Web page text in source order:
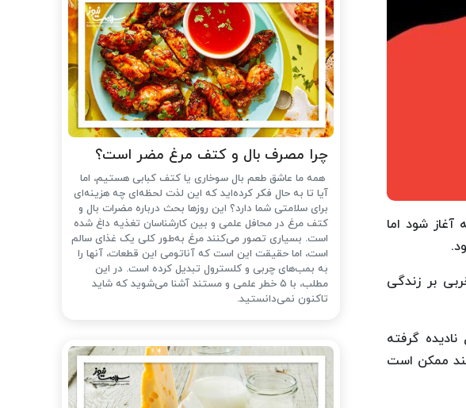
آغاز شود اما
بر زندگی
گرفته
ممکن است
چرا مصرف بال و کتف مرغ مضر است؟
همه ما عاشق طعم بال سوخاری یا کتف کبابی هستیم، اما
آیا تا به حال فکر کرده‌اید که این لذت لحظه‌ای چه هزینه‌ای
برای سلامتی شما دارد؟ این روزها بحث درباره مضرات بال و
کتف مرغ در محافل علمی و بین کارشناسان تغذیه داغ شده
است. بسیاری تصور می‌کنند مرغ به‌طور کلی یک غذای سالم
است، اما حقیقت این است که آناتومی این قطعات، آنها را
به بمب‌های چربی و کلسترول تبدیل کرده است. در این
مطلب، با ۵ خطر علمی و مستند آشنا می‌شوید که شاید
تاکنون نمی‌دانستید.